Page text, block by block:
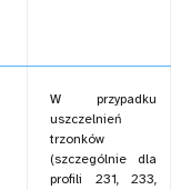
W przypadku
uszczelnień
trzonków
(szczególnie dla
profili 231, 233,